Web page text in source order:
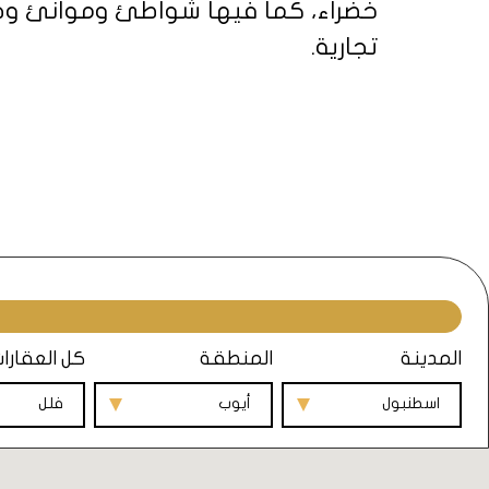
خضراء، كما فيها شواطئ وموانئ
تجارية.
والحيوية، وبين الهدوء والنشاط.
والميزانيات. إذا كنت تبحث عن
منطقة أيوب هي منطقة
والسكان، مثل:
المدينة
اسطنبول
المنطقة
أيوب
كل
فلل